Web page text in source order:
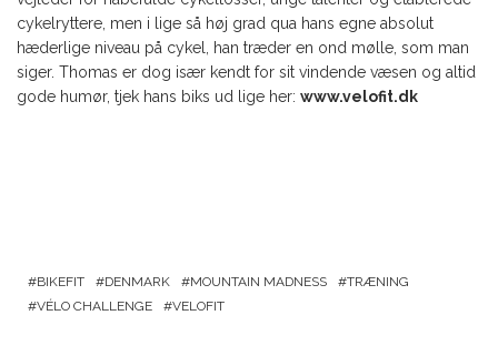
cykelryttere, men i lige så høj grad qua hans egne absolut
hæderlige niveau på cykel, han træder en ond mølle, som man
siger. Thomas er dog især kendt for sit vindende væsen og altid
gode humør, tjek hans biks ud lige her: www.velofit.dk
BIKEFIT DENMARK MOUNTAIN MADNESS
TRÆNING
VÉLO CHALLENGE
VELOFIT